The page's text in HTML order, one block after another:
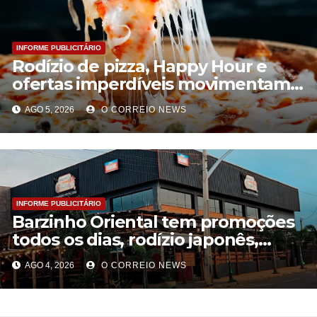
INFORME PUBLICITÁRIO
Rodízio de pizza, Happy Hour e
ofertas imperdíveis movimentam a
quarta-feira no Barzinho Oriental
AGO 5, 2026 O CORREIO NEWS
INFORME PUBLICITÁRIO
Barzinho Oriental tem promoções
todos os dias, rodízio japonês,
Happy Hour e agora também
pizzaria
AGO 4, 2026 O CORREIO NEWS